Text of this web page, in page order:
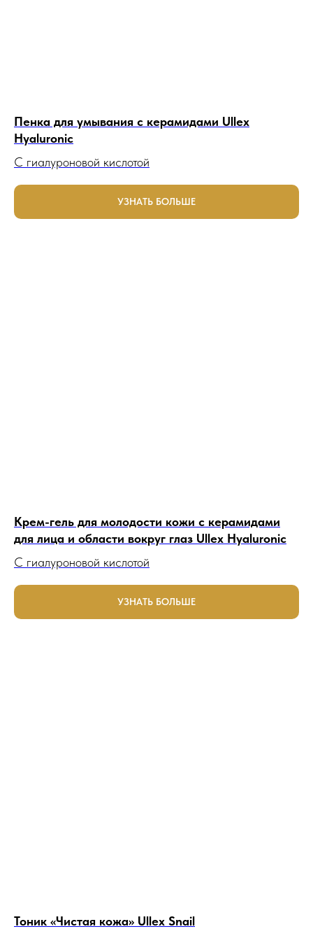
Пенка для умывания с керамидами Ullex
Hyaluronic
C гиалуроновой кислотой
УЗНАТЬ БОЛЬШЕ
Крем-гель для молодости кожи с керамидами
для лица и области вокруг глаз Ullex Hyaluronic
C гиалуроновой кислотой
УЗНАТЬ БОЛЬШЕ
Тоник «Чистая кожа» Ullex Snail